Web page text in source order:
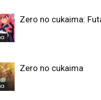
Zero no cukaima:
Zero no cukaima